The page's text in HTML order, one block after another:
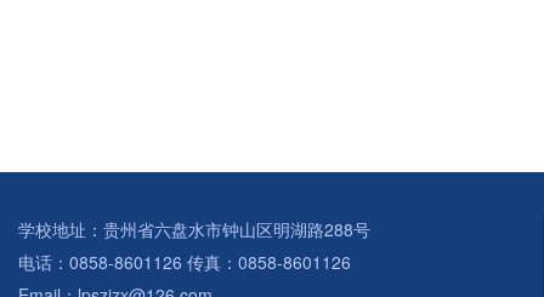
学校地址：贵州省六盘水市钟山区明湖路288号
电话：0858-8601126 传真：0858-8601126